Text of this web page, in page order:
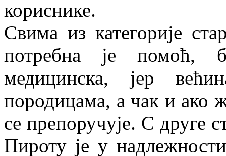
кориснике.
Свима из категорије
потребна је помоћ,
медицинска, јер
породицама, а чак и ако
се препоручује. С друге
Пироту је у